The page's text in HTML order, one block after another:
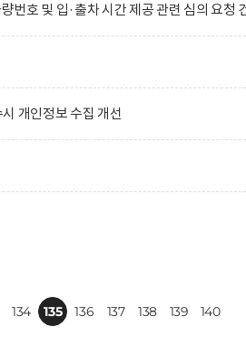
번호 및 입·출차 시간 제공 관련 심의 요청
개인정보 수집 개선
134 135 136 137 138 139 140